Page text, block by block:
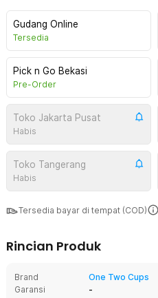
Gudang Online
Tersedia
Pick n Go Bekasi
Pre-Order
Toko Jakarta Pusat
Habis
Toko Tangerang
Habis
Tersedia bayar di tempat (COD)
Rincian Produk
Brand
One Two Cups
Garansi
-